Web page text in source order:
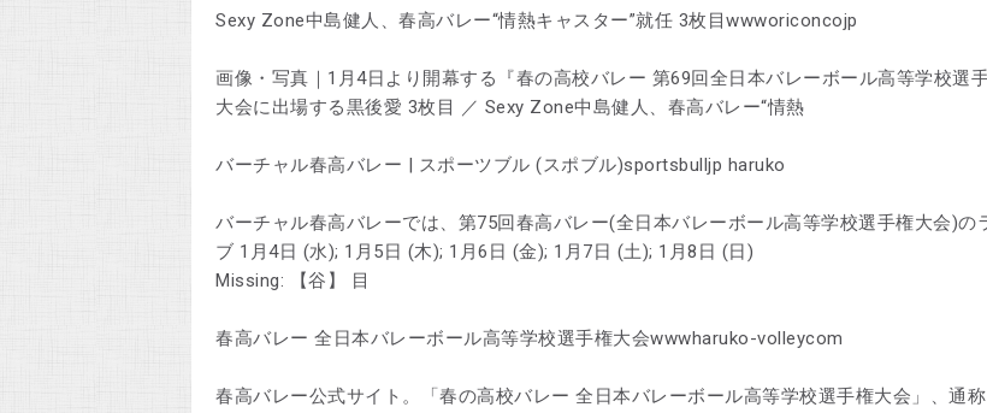
Sexy Zone中島健人、春高バレー“情熱キャスター”就任 3枚目wwworiconcojp
画像・写真｜1月4日より開幕する『春の高校バレー 第69回全日本バレーボール高等学校選
大会に出場する黒後愛 3枚目 ／ Sexy Zone中島健人、春高バレー“情熱
バーチャル春高バレー | スポーツブル (スポブル)sportsbulljp haruko
バーチャル春高バレーでは、第75回春高バレー(全日本バレーボール高等学校選手権大会)の
ブ 1月4日 (水); 1月5日 (木); 1月6日 (金); 1月7日 (土); 1月8日 (日)
Missing: 【谷】 ‎目
春高バレー 全日本バレーボール高等学校選手権大会wwwharuko-volleycom
春高バレー公式サイト。「春の高校バレー 全日本バレーボール高等学校選手権大会」、通